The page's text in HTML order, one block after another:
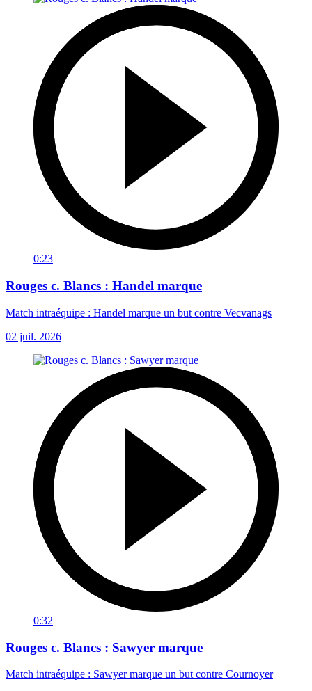
0:23
Rouges c. Blancs : Handel marque
Match intraéquipe : Handel marque un but contre Vecvanags
02 juil. 2026
0:32
Rouges c. Blancs : Sawyer marque
Match intraéquipe : Sawyer marque un but contre Cournoyer